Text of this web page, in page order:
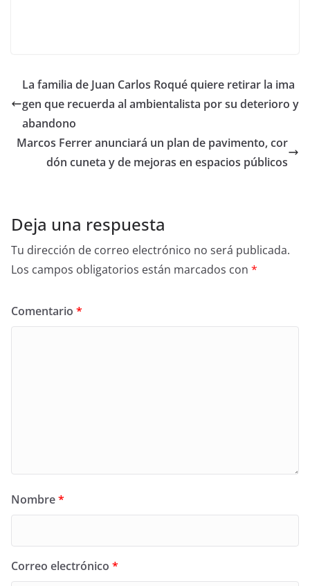
La familia de Juan Carlos Roqué quiere retirar la ima
gen que recuerda al ambientalista por su deterioro y
abandono
Marcos Ferrer anunciará un plan de pavimento, cor
dón cuneta y de mejoras en espacios públicos
Deja una respuesta
Tu dirección de correo electrónico no será publicada.
Los campos obligatorios están marcados con *
Comentario *
Nombre*
Correo electrónico *